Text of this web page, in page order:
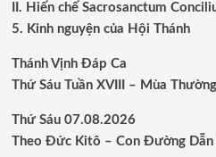
II. Hiến chế Sacrosanctum
5. Kinh nguyện của Hội Thánh
Thánh Vịnh Đáp Ca
Thứ Sáu Tuần XVIII – Mùa
Thứ Sáu 07.08.2026
Theo Đức Kitô – Con Đường